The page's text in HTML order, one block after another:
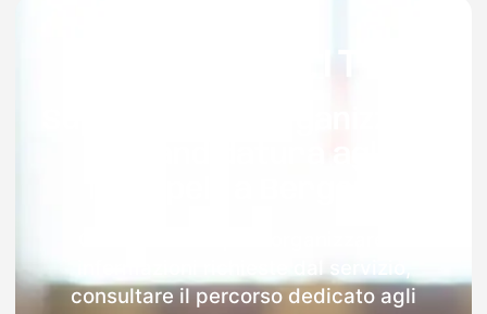
consultare il percorso dedicato agli